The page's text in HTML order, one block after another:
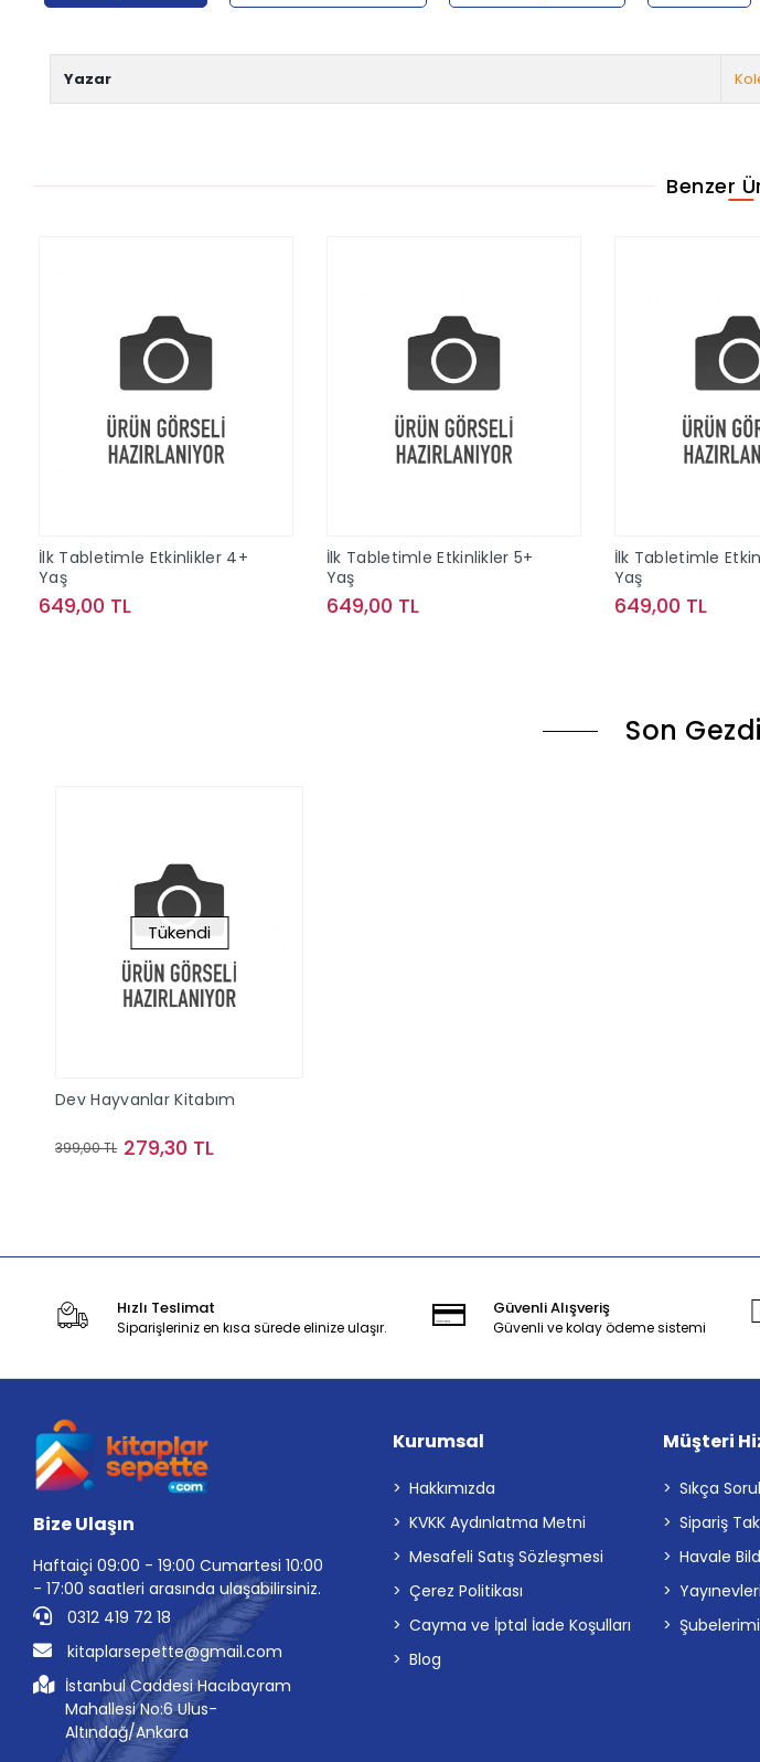
Yazar
Benzer
İlk Tabletimle Etkinlikler 4+
Yaş
649,00 TL
İlk Tabletimle Etkinlikler 5+
Yaş
649,00 TL
İlk Tabletimle
Yaş
649,00 TL
Son
Tükendi
Dev Hayvanlar Kitabım
399,00 TL 279,30 TL
Hızlı Teslimat
Siparişleriniz en kısa sürede elinize ulaşır.
Güvenli Alışveriş
Güvenli ve kolay ödeme sistemi
Bize Ulaşın
Haftaiçi 09:00 - 19:00 Cumartesi 10:00
- 17:00 saatleri arasında ulaşabilirsiniz.
0312 419 72 18
kitaplarsepette@gmail.com
İstanbul Caddesi Hacıbayram
Mahallesi No:6 Ulus-
Altındağ/Ankara
Kurumsal
Hakkımızda
KVKK Aydınlatma Metni
Mesafeli Satış Sözleşmesi
Çerez Politikası
Cayma ve İptal İade Koşulları
Blog
Müşteri
Sıkça
Sipariş
Havale
Yayınevleri